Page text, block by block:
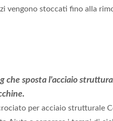
vengono stoccati fino alla
sposta l'acciaio
per acciaio strutturale